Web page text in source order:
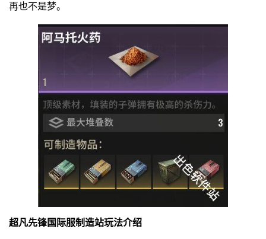
再也不是梦。
超凡先锋国际服制造站玩法介绍